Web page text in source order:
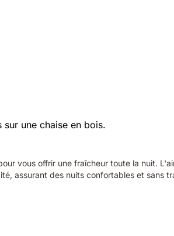
vous offrir une fraîcheur toute la nuit.
assurant des nuits confortables et sans